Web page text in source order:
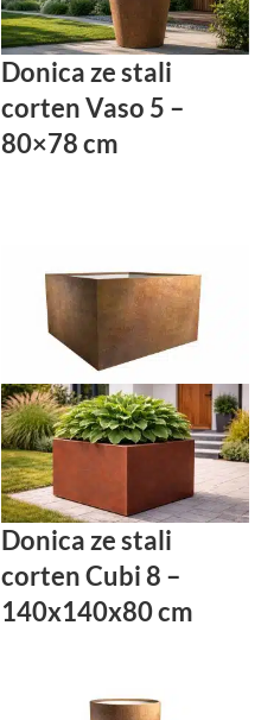
Donica ze stali
corten Vaso 5 –
80×78 cm
Donica ze stali
corten Cubi 8 –
140x140x80 cm